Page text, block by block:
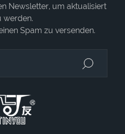
Newsletter, um aktualisiert
werden.
Spam zu versenden.